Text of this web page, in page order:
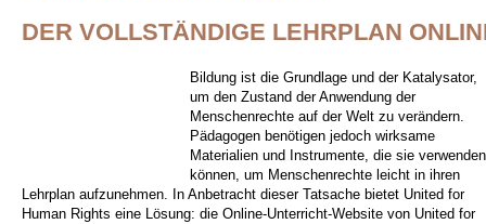
DER VOLLSTÄNDIGE LEHRPLAN
Bildung ist die Grundlage und der Katalysator,
um den Zustand der Anwendung der
Menschenrechte auf der Welt zu verändern.
Pädagogen benötigen jedoch wirksame
Materialien und Instrumente, die sie verwenden
können, um Menschenrechte leicht in ihren
Lehrplan aufzunehmen. In Anbetracht dieser Tatsache bietet United for
Human Rights eine Lösung: die Online-Unterricht-Website von United for